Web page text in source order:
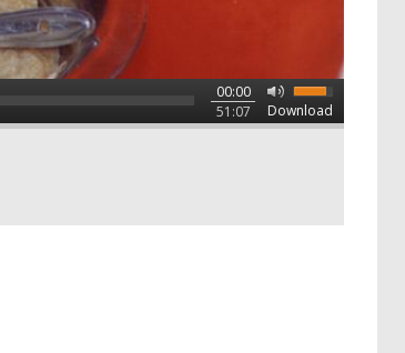
Download
00:00
51:07